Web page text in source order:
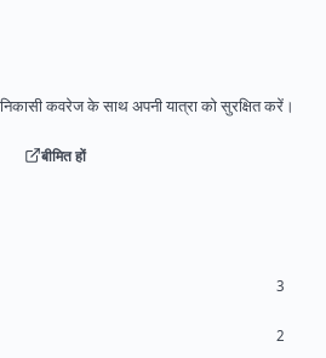
कवरेज के साथ अपनी यात्रा को सुरक्षित करें।
बीमित हों
3
2